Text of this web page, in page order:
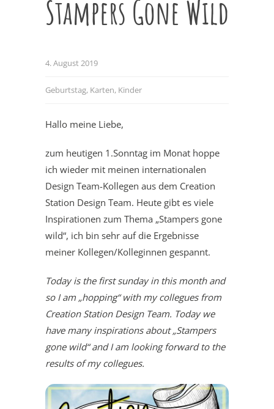
Stampers Gone Wild
4. August 2019
Geburtstag, Karten, Kinder
Hallo meine Liebe,
zum heutigen 1.Sonntag im Monat hoppe
ich wieder mit meinen internationalen
Design Team-Kollegen aus dem Creation
Station Design Team. Heute gibt es viele
Inspirationen zum Thema „Stampers gone
wild“, ich bin sehr auf die Ergebnisse
meiner Kollegen/Kolleginnen gespannt.
Today is the first sunday in this month and
so I am „hopping“ with my collegues from
Creation Station Design Team. Today we
have many inspirations about „Stampers
gone wild“ and I am looking forward to the
results of my collegues.